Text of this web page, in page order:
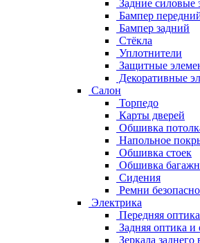
Задние силовые
Бампер
Бампер задний
Стёкла
Уплотнители
Защитные
Декоративные
Салон
Торпедо
Карты дверей
Обшивка
Напольное
Обшивка стоек
Обшивка
Сидения
Ремни
Электрика
Передняя
Задняя оптика и
Зеркала заднего